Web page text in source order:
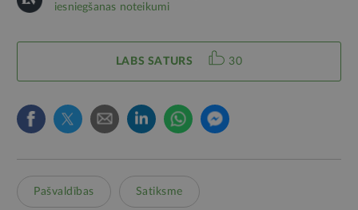
iesniegšanas noteikumi
LABS SATURS 30
Pašvaldības Satiksme